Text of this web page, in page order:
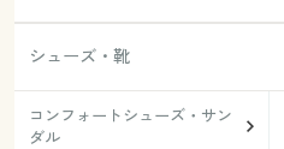
シューズ・靴
コンフォートシューズ・サン
ダル